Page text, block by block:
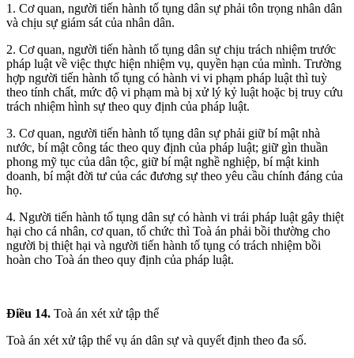
1. Cơ quan, người tiến hành tố tụng dân sự phải tôn trọng nhân dân
và chịu sự giám sát của nhân dân.
2. Cơ quan, người tiến hành tố tụng dân sự chịu trách nhiệm trước
pháp luật về việc thực hiện nhiệm vụ, quyền hạn của mình. Trường
hợp người tiến hành tố tụng có hành vi vi phạm pháp luật thì tuỳ
theo tính chất, mức độ vi phạm mà bị xử lý kỷ luật hoặc bị truy cứu
trách nhiệm hình sự theo quy định của pháp luật.
3. Cơ quan, người tiến hành tố tụng dân sự phải giữ bí mật nhà
nước, bí mật công tác theo quy định của pháp luật; giữ gìn thuần
phong mỹ tục của dân tộc, giữ bí mật nghề nghiệp, bí mật kinh
doanh, bí mật đời tư của các đương sự theo yêu cầu chính đáng của
họ.
4. Người tiến hành tố tụng dân sự có hành vi trái pháp luật gây thiệt
hại cho cá nhân, cơ quan, tổ chức thì Toà án phải bồi thường cho
người bị thiệt hại và người tiến hành tố tụng có trách nhiệm bồi
hoàn cho Toà án theo quy định của pháp luật.
Điều 14. Toà án xét xử tập thể
Toà án xét xử tập thể vụ án dân sự và quyết định theo đa số.